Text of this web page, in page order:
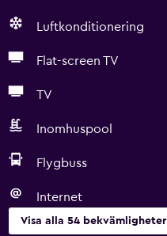
Luftkonditionering
Flat-screen TV
TV
Inomhuspool
Flygbuss
Internet
Visa alla 54 bekvämligheter